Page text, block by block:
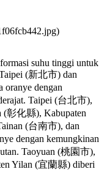
suhu tinggi untuk
(新北市) dan
oranye dengan
Taipei (台北市),
(彰化縣), Kabupaten
(台南市), dan
dengan kemungkinan
Taoyuan (桃園市),
Yilan (宜蘭縣) diberi